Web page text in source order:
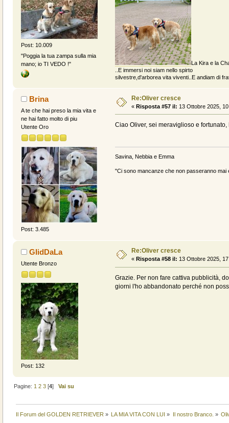
Post: 10.009
"Poggia la tua zampa sulla mia
mano; io TI VEDO !"
La Kira e la
..E immersi noi siam nello spirto
silvestre,d'arborea vita viventi..E andiam di
Brina
A te che hai preso la mia vita e
ne hai fatto molto di piu
Utente Oro
Post: 3.485
Re:Oliver cresce
« Risposta #57 il: 13 Ottobre 2025,
Ciao Oliver, sei meraviglioso e
Savina, Nebbia e Emma
"Ci sono mancanze che non passeranno
GIidDaLa
Utente Bronzo
Post: 132
Re:Oliver cresce
« Risposta #58 il: 13 Ottobre 2025,
Grazie. Per non fare cattiva pubblicità,
giorni l'ho abbandonato perché non
Pagine: 1 2 3 [4]Vai su
Il Forum del GOLDEN RETRIEVER » LA MIA VITA CON LUI » Il nostro Branco. »